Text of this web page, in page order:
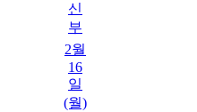
신
부
2월
16
일
(월)